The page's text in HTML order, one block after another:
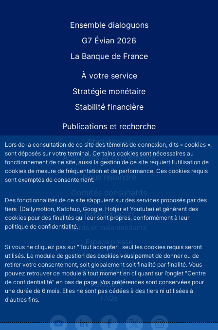
Lors de la consultation de ce site des témoins de connexion, dits « cookies »,
sont déposés sur votre terminal. Certains cookies sont nécessaires au
fonctionnement de ce site, aussi la gestion de ce site requiert l’utilisation de
cookies de mesure de fréquentation et de performance. Ces cookies requis
sont exemptés de consentement.
Des fonctionnalités de ce site s’appuient sur des services proposés par des
tiers (Dailymotion, Katchup, Google, Hotjar et Youtube) et génèrent des
cookies pour des finalités qui leur sont propres, conformément à leur
politique de confidentialité.
Si vous ne cliquez pas sur "Tout accepter", seul les cookies requis seront
utilisés. Le module de gestion des cookies vous permet de donner ou de
retirer votre consentement, soit globalement soit finalité par finalité. Vous
pouvez retrouver ce module à tout moment en cliquant sur l’onglet "Centre
de confidentialité" en bas de page. Vos préférences sont conservées pour
une durée de 6 mois. Elles ne sont pas cédées à des tiers ni utilisées à
d'autres fins.
Ensemble dialoguons
G7 Évian 2026
La Banque de France
À votre service
Stratégie monétaire
Stabilité financière
Publications et recherche
Statistiques
Actualités et événements
Nous rejoindre
Comités consultatifs
Footer secondary menuNous contacter
Sourds et malentendants
Espace presse
La direction des Achats
Services Publics +
Glossaire
FAQs